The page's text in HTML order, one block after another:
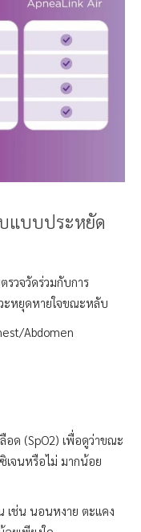
แบบประหยัด
รวจวัดร่วมกับการ
ะหยุดหายใจขณะหลับ
Abdomen
อด (SpO2) เพื่อดูว่าขณะ
เจนหรือไม่ มากน้อย
เช่น นอนหงาย ตะแคง